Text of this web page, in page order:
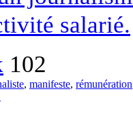
salarié.
102
, manifeste, rémunération